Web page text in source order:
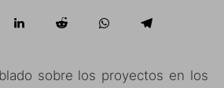
sobre los proyectos en los